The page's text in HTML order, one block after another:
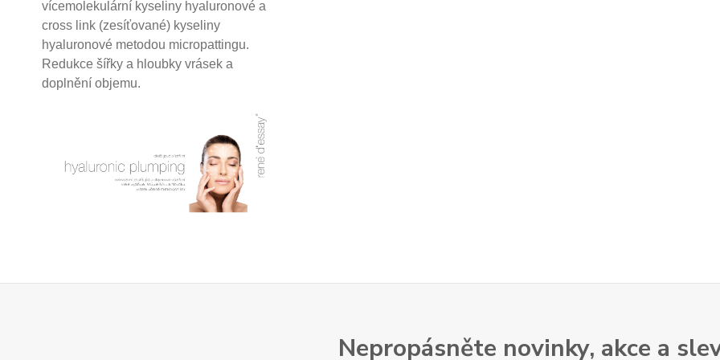
vícemolekulární kyseliny hyaluronové a
cross link (zesíťované) kyseliny
hyaluronové metodou micropattingu.
Redukce šířky a hloubky vrásek a
doplnění objemu.
Nepropásněte novinky, akce a